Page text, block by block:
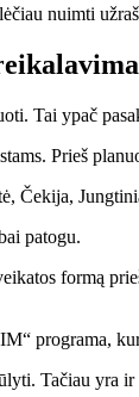
nuimti
Tai ypač
Prieš
Čekija,
patogu.
formą
programa,
Tačiau yra